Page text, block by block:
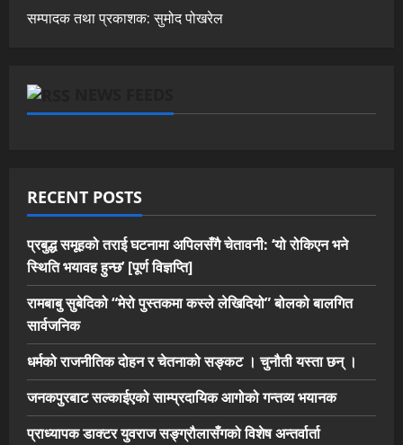
सम्पादक तथा प्रकाशक: सुमोद पोखरेल
RECENT POSTS
प्रबुद्ध समूहको तराई घटनामा अपिलसँगै चेतावनी: ‘यो रोकिएन भने
स्थिति भयावह हुन्छ’ [पूर्ण विज्ञप्ति]
रामबाबु सुबेदिको “मेरो पुस्तकमा कस्ले लेखिदियो” बोलको बालगित
सार्वजनिक
धर्मको राजनीतिक दोहन र चेतनाको सङ्कट । चुनौती यस्ता छन् ।
जनकपुरबाट सल्काईएको साम्प्रदायिक आगोको गन्तव्य भयानक
प्राध्यापक डाक्टर युवराज सङ्ग्रौलासँगको विशेष अन्तर्वार्ता